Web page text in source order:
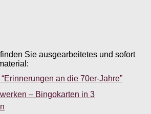
Sie ausgearbeitetes und sofort
an die 70er-Jahre”
– Bingokarten in 3